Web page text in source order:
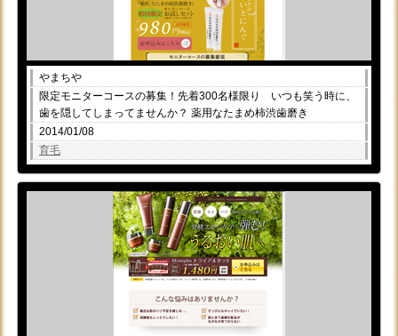
やまちや
限定モニターコースの募集！先着300名様限り いつも笑う時に、
歯を隠してしまってませんか？ 薬用なたまめ柿渋歯磨き
2014/01/08
育毛